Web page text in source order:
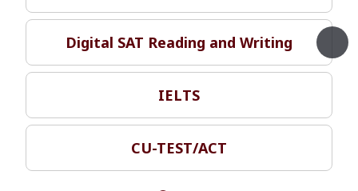
Digital SAT Reading and Writing
IELTS
CU-TEST/ACT